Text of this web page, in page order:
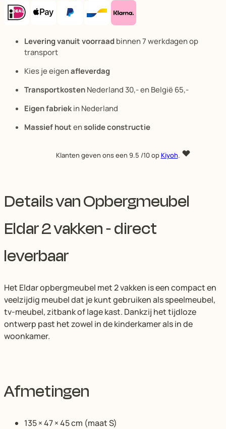
Levering vanuit voorraadbinnen 7 werkdagen op
transport
Kies je eigenafleverdag
TransportkostenNederland 30,- en België 65,-
Eigen fabriekin Nederland
Massief houtensolide constructie
Klanten geven ons een 9.5 /10 opKiyoh.
Details van Opbergmeubel
Eldar 2 vakken - direct
leverbaar
Het Eldar opbergmeubel met 2 vakken is een compact en
veelzijdig meubel dat je kunt gebruiken als speelmeubel,
tv-meubel, zitbank of lage kast. Dankzij het tijdloze
ontwerp past het zowel in de kinderkamer als in de
woonkamer.
Afmetingen
135 × 47 × 45 cm (maat S)